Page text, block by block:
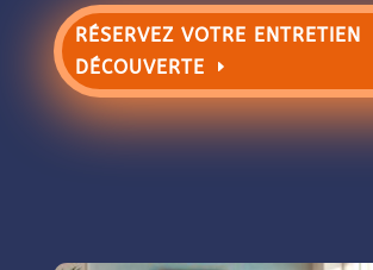
RÉSERVEZ VOTRE ENTRETIEN
DÉCOUVERTE